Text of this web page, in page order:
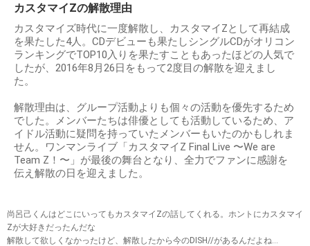
カスタマイZの解散理由
カスタマイズ時代に一度解散し、カスタマイZとして再結成
を果たした4人。CDデビューも果たしシングルCDがオリコン
ランキングでTOP10入りを果たすこともあったほどの人気で
したが、2016年8月26日をもって2度目の解散を迎えまし
た。
解散理由は、グループ活動よりも個々の活動を優先するため
でした。メンバーたちは俳優としても活動しているため、ア
イドル活動に疑問を持っていたメンバーもいたのかもしれま
せん。ワンマンライブ「カスタマイZ Final Live 〜We are
Team Z！〜」が最後の舞台となり、全力でファンに感謝を
伝え解散の日を迎えました。
尚呂己くんはどこにいってもカスタマイZの話してくれる。ホントにカスタマイ
Zが大好きだったんだな
解散して欲しくなかったけど、解散したから今のDISH//があるんだよね…